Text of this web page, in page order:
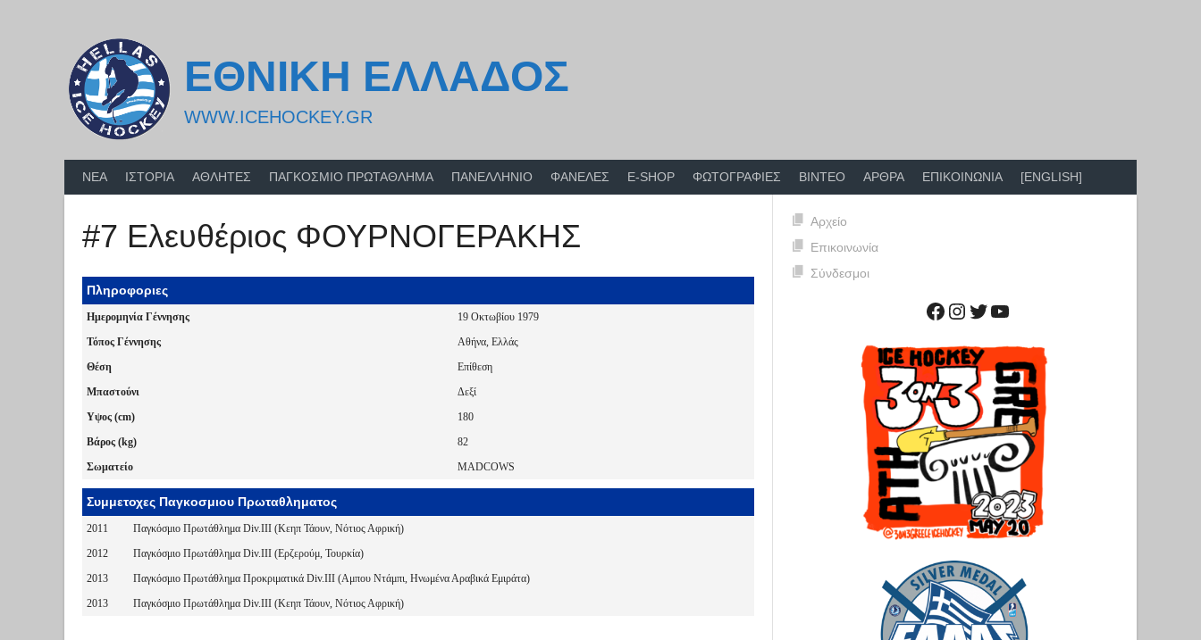
ΕΘΝΙΚΗ ΕΛΛΑΔΟΣ
WWW.ICEHOCKEY.GR
ΝΕΑ ΙΣΤΟΡΙΑ ΑΘΛΗΤΕΣ ΠΑΓΚΟΣΜΙΟ ΠΡΩΤΑΘΛΗΜΑ ΠΑΝΕΛΛΗΝΙΟ ΦΑΝΕΛΕΣ E-SHOP ΦΩΤΟΓΡΑΦΙΕΣ ΒΙΝΤΕΟ ΑΡΘΡΑ ΕΠΙΚΟΙΝΩΝΙΑ [ENGLISH]
#7 Ελευθέριος ΦΟΥΡΝΟΓΕΡΑΚΗΣ
Πληροφοριες
Ημερομηνία Γέννησης
19 Οκτωβίου 1979
Τόπος Γέννησης
Αθήνα, Ελλάς
Θέση
Επίθεση
Μπαστούνι
Δεξί
Υψος (cm)
180
Βάρος (kg)
82
Σωματείο
MADCOWS
Συμμετοχες Παγκοσμιου Πρωταθληματος
2011
Παγκόσμιο Πρωτάθλημα Div.III (Κεηπ Τάουν, Νότιος Αφρική)
2012
Παγκόσμιο Πρωτάθλημα Div.III (Ερζερούμ, Τουρκία)
2013
Παγκόσμιο Πρωτάθλημα Προκριματικά Div.III (Αμπου Ντάμπι, Ηνωμένα Αραβικά Εμιράτα)
2013
Παγκόσμιο Πρωτάθλημα Div.III (Κεηπ Τάουν, Νότιος Αφρική)
Αρχείο
Επικοινωνία
Σύνδεσμοι
Facebook
Instagram
Twitter
YouTube